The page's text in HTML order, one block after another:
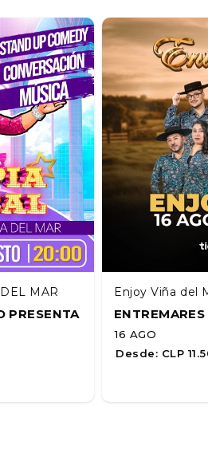
MAR
PRESENTA
Enjoy Viña del
16 AGO
Desde: CLP